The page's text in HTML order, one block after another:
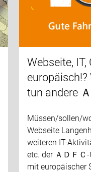
Webseite, IT,
europäisch!?
tun andere
Müssen/sollen/
Webseite
weiteren IT-
etc. der ＡＤＦＣ
mit europäischer